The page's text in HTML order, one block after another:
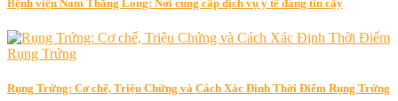
Bệnh viện Nam Thăng Long: Nơi cung cấp dịch vụ y tế đáng tin cậy
Rụng Trứng: Cơ chế, Triệu Chứng và Cách Xác Định Thời Điểm Rụng Trứng